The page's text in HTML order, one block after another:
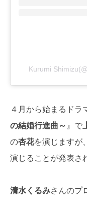
Kurumi
４月から始まるドラ
の結婚行進曲～ 』で
の杏花を演じますが、
演じることが発表さ
清水くるみさんのプ